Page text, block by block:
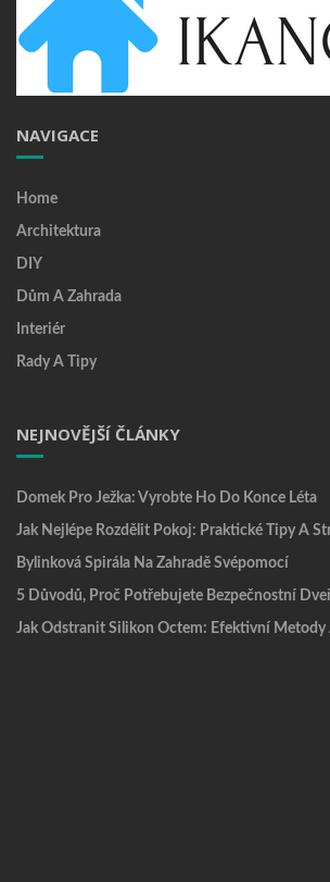
NAVIGACE
Home
Architektura
DIY
Dům A Zahrada
Interiér
Rady A Tipy
NEJNOVĚJŠÍ ČLÁNKY
Domek Pro Ježka: Vyrobte Ho Do Konce Léta
Jak Nejlépe Rozdělit Pokoj: Praktické Tipy A
Bylinková Spirála Na Zahradě Svépomocí
5 Důvodů, Proč Potřebujete Bezpečnostní
Jak Odstranit Silikon Octem: Efektivní Metody